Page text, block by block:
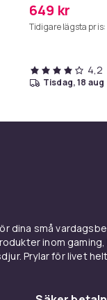
cm – 15 LED-
laddningsport –
649 kr
Tidigare lägsta pris:
4,2
tisdag, 18 aug
dina små
inom
Prylar för livet